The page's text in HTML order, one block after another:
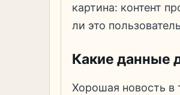
картина: контент
ли это
Какие данные
Хорошая новость в